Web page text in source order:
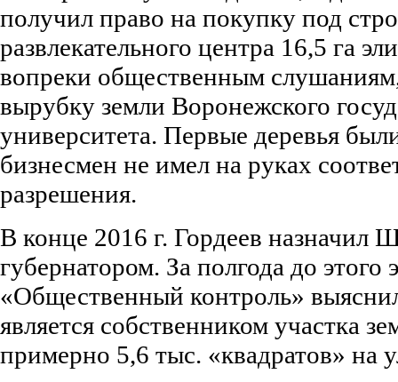
получил право на покупку под
развлекательного центра 16,5 га
вопреки общественным
вырубку земли Воронежского
университета. Первые деревья
бизнесмен не имел на руках
разрешения.
В конце 2016 г. Гордеев назначил
губернатором. За полгода до
«Общественный контроль»
является собственником участка
примерно 5,6 тыс. «квадратов» на